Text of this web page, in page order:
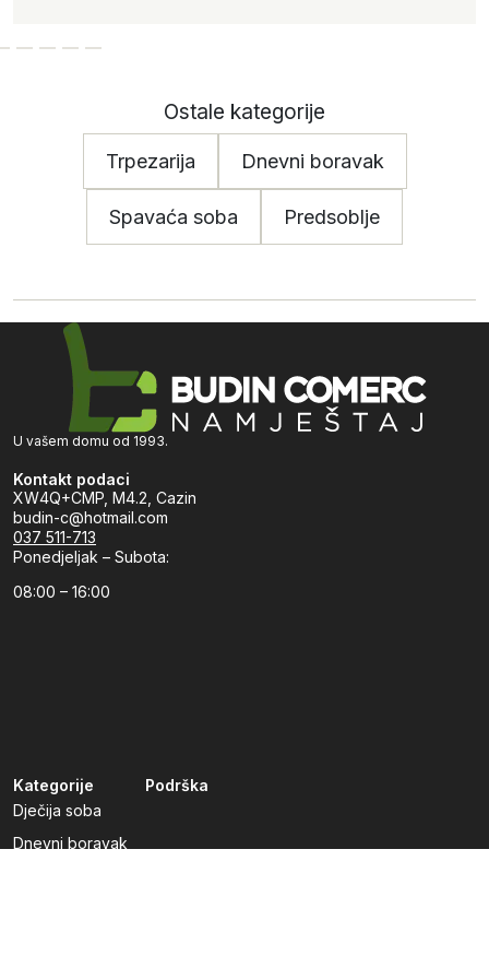
Ostale kategorije
Trpezarija Dnevni boravak
Spavaća soba Predsoblje
U vašem domu od 1993.
Kontakt podaci
XW4Q+CMP, M4.2, Cazin
budin-c@hotmail.com
037 511-713
Ponedjeljak – Subota:
08:00 – 16:00
Kategorije
Dječija soba
Dnevni boravak
Podrška